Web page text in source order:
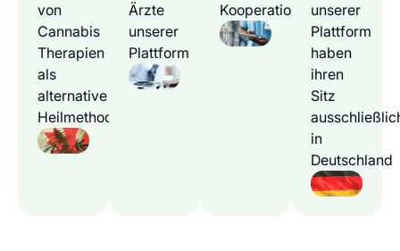
von
Cannabis
Therapien
als
alternative
Heilmethode
Ärzte
unserer
Plattform
Kooperationsärzte
unserer
Plattform
haben
ihren
Sitz
in
Deutschland